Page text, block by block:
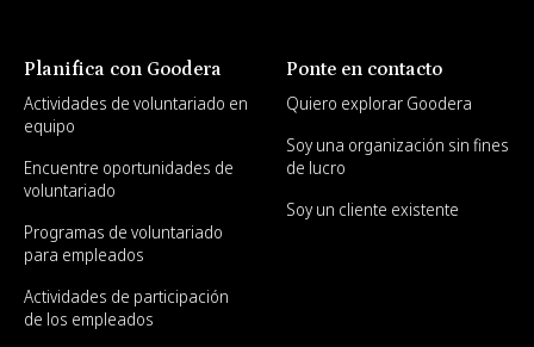
Planifica con Goodera
Actividades de voluntariado en
equipo
Encuentre oportunidades de
voluntariado
Programas de voluntariado
para empleados
Actividades de participación
de los empleados
Ponte en contacto
Quiero explorar Goodera
Soy una organización sin fines
de lucro
Soy un cliente existente